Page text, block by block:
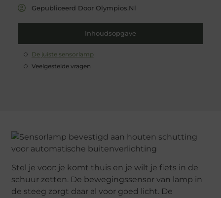
Gepubliceerd Door Olympios.nl
Inhoudsopgave
De juiste sensorlamp
Veelgestelde vragen
Stel je voor: je komt thuis en je wilt je fiets in de
schuur zetten. De bewegingssensor van lamp in
de steeg zorgt daar al voor goed licht. De